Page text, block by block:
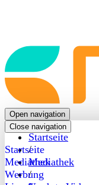
Back
to
frontpage
Open navigation
Close navigation
Startseite
Mediathek
Werbung
Startseite
/
Mediathek
/